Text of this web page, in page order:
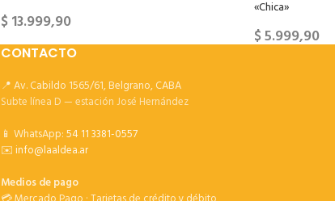
$13.999,90
«Chica»
$5.999,90
CONTACTO
📍 Av. Cabildo 1565/61, Belgrano, CABA
Subte línea D — estación José Hernández
📱 WhatsApp:54 11 3381-0557
✉️info@laaldea.ar
Medios de pago